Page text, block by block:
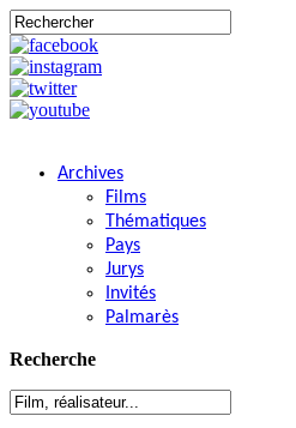
Archives
Films
Thématiques
Pays
Jurys
Invités
Palmarès
Recherche